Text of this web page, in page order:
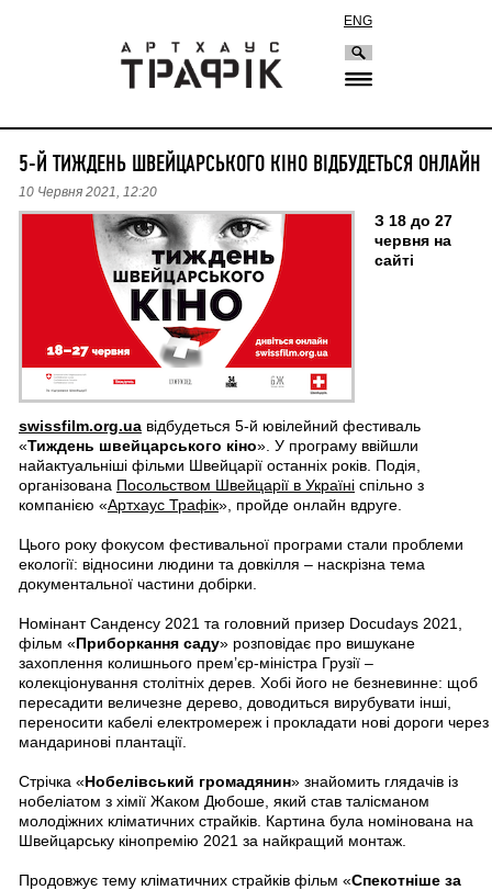
ENG
5-Й ТИЖДЕНЬ ШВЕЙЦАРСЬКОГО КІНО ВІДБУДЕТЬСЯ ОНЛАЙН
10 Червня 2021, 12:20
З 18 до 27
червня на
сайті
swissfilm.org.ua відбудеться 5-й ювілейний фестиваль
«Тиждень швейцарського кіно». У програму ввійшли
найактуальніші фільми Швейцарії останніх років. Подія,
організована Посольством Швейцарії в Україні спільно з
компанією «Артхаус Трафік», пройде онлайн вдруге.
Цього року фокусом фестивальної програми стали проблеми
екології: відносини людини та довкілля – наскрізна тема
документальної частини добірки.
Номінант Санденсу 2021 та головний призер Docudays 2021,
фільм «Приборкання саду» розповідає про вишукане
захоплення колишнього прем’єр-міністра Грузії –
колекціонування столітніх дерев. Хобі його не безневинне: щоб
пересадити величезне дерево, доводиться вирубувати інші,
переносити кабелі електромереж і прокладати нові дороги через
мандаринові плантації.
Стрічка «Нобелівський громадянин» знайомить глядачів із
нобеліатом з хімії Жаком Дюбоше, який став талісманом
молодіжних кліматичних страйків. Картина була номінована на
Швейцарську кінопремію 2021 за найкращий монтаж.
Продовжує тему кліматичних страйків фільм «Спекотніше за